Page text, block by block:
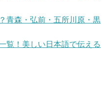
青森・弘前・五所川原・黒
覧！美しい日本語で伝える